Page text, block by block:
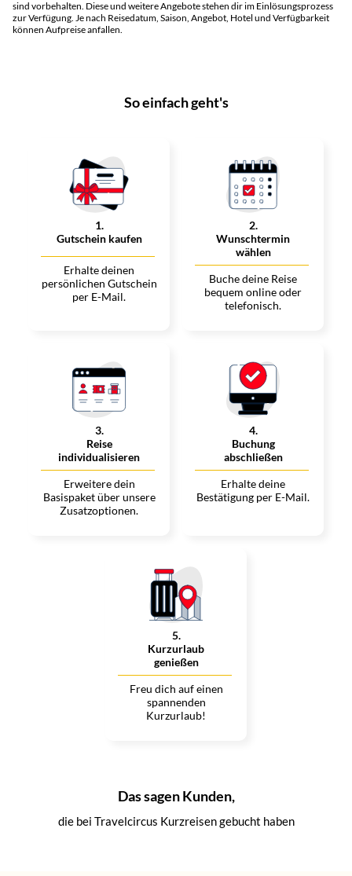
sind vorbehalten. Diese und weitere Angebote stehen dir im Einlösungsprozess
zur Verfügung. Je nach Reisedatum, Saison, Angebot, Hotel und Verfügbarkeit
können Aufpreise anfallen.
So einfach geht's
1.
Gutschein kaufen
Erhalte deinen
persönlichen Gutschein
per E-Mail.
2.
Wunschtermin
wählen
Buche deine Reise
bequem online oder
telefonisch.
3.
Reise
individualisieren
Erweitere dein
Basispaket über unsere
Zusatzoptionen.
4.
Buchung
abschließen
Erhalte deine
Bestätigung per E-Mail.
5.
Kurzurlaub
genießen
Freu dich auf einen
spannenden
Kurzurlaub!
Das sagen Kunden,
die bei Travelcircus Kurzreisen gebucht haben